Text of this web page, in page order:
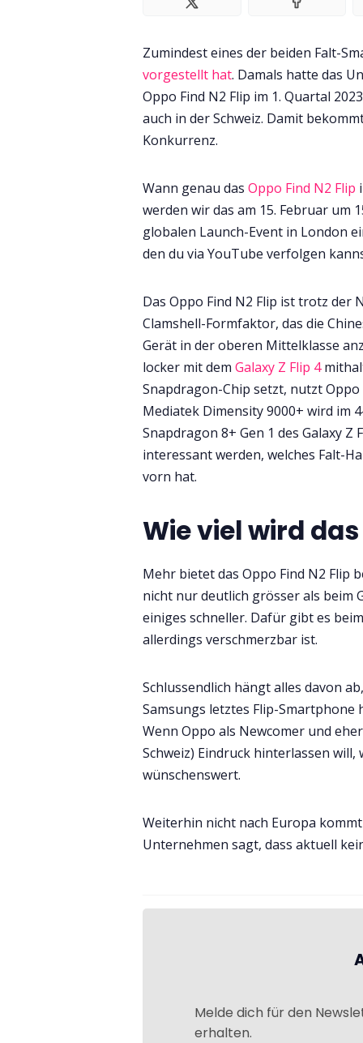
Zumindest eines der beiden Falt-
vorgestellt hat. Damals hatte das
Oppo Find N2 Flip im 1. Quartal
auch in der Schweiz. Damit
Konkurrenz.
Wann genau das Oppo Find N2 Flip
werden wir das am 15. Februar um
globalen Launch-Event in London
den du via YouTube verfolgen
Das Oppo Find N2 Flip ist trotz der
Clamshell-Formfaktor, das die
Gerät in der oberen Mittelklasse
locker mit dem Galaxy Z Flip 4
Snapdragon-Chip setzt, nutzt
Mediatek Dimensity 9000+ wird im
Snapdragon 8+ Gen 1 des Galaxy
interessant werden, welches Falt-
vorn hat.
Wie viel wird
Mehr bietet das Oppo Find N2 Flip
nicht nur deutlich grösser als beim
einiges schneller. Dafür gibt es
allerdings verschmerzbar ist.
Schlussendlich hängt alles davon
Samsungs letztes Flip-
Wenn Oppo als Newcomer und
Schweiz) Eindruck hinterlassen
wünschenswert.
Weiterhin nicht nach Europa
Unternehmen sagt, dass aktuell
Melde dich für den
erhalten.